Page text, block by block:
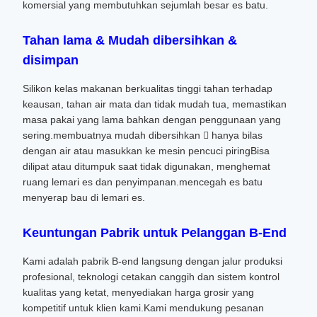
komersial yang membutuhkan sejumlah besar es batu.
Tahan lama & Mudah dibersihkan &
disimpan
Silikon kelas makanan berkualitas tinggi tahan terhadap
keausan, tahan air mata dan tidak mudah tua, memastikan
masa pakai yang lama bahkan dengan penggunaan yang
sering.membuatnya mudah dibersihkan  hanya bilas
dengan air atau masukkan ke mesin pencuci piringBisa
dilipat atau ditumpuk saat tidak digunakan, menghemat
ruang lemari es dan penyimpanan.mencegah es batu
menyerap bau di lemari es.
Keuntungan Pabrik untuk Pelanggan B-End
Kami adalah pabrik B-end langsung dengan jalur produksi
profesional, teknologi cetakan canggih dan sistem kontrol
kualitas yang ketat, menyediakan harga grosir yang
kompetitif untuk klien kami.Kami mendukung pesanan